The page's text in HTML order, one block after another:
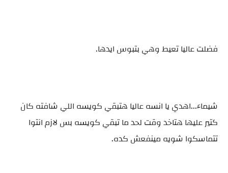
فضلت عاليا تعيط وهي بتبوس ايدها.
شيماء...اهدي يا انسه عاليا هتبقي كويسه اللي شافته كان
كتير عليها هتاخد وقت لحد ما تبقي كويسه بس لازم انتوا
تتماسكوا شويه مينفعش كده.